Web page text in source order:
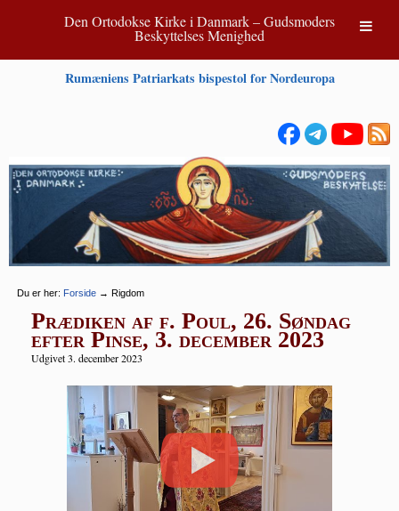
Den Ortodokse Kirke i Danmark – Gudsmoders
Beskyttelses Menighed
Rumæniens Patriarkats bispestol for Nordeuropa
Du er her: Forside → Rigdom
Prædiken af f. Poul, 26. Søndag
efter Pinse, 3. december 2023
Udgivet 3. december 2023